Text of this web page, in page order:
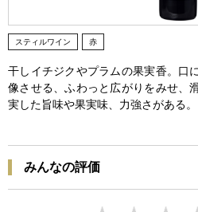
スティルワイン 赤
干しイチジクやプラムの果実香。口
像させる、ふわっと広がりをみせ、
実した旨味や果実味、力強さがある。
みんなの評価